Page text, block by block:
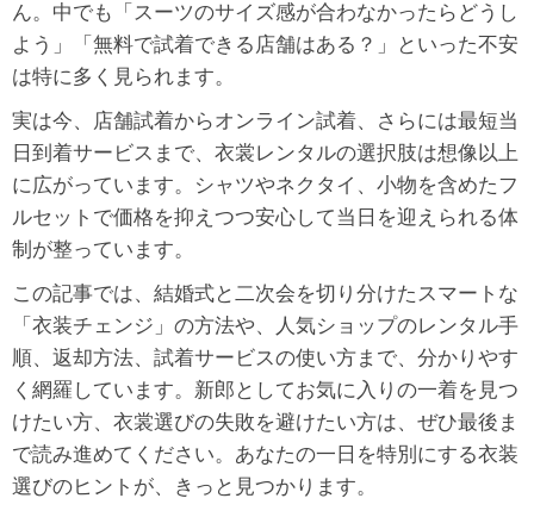
ん。中でも「スーツのサイズ感が合わなかったらどうし
よう」「無料で試着できる店舗はある？」といった不安
は特に多く見られます。
実は今、店舗試着からオンライン試着、さらには最短当
日到着サービスまで、衣裳レンタルの選択肢は想像以上
に広がっています。シャツやネクタイ、小物を含めたフ
ルセットで価格を抑えつつ安心して当日を迎えられる体
制が整っています。
この記事では、結婚式と二次会を切り分けたスマートな
「衣装チェンジ」の方法や、人気ショップのレンタル手
順、返却方法、試着サービスの使い方まで、分かりやす
く網羅しています。新郎としてお気に入りの一着を見つ
けたい方、衣裳選びの失敗を避けたい方は、ぜひ最後ま
で読み進めてください。あなたの一日を特別にする衣装
選びのヒントが、きっと見つかります。